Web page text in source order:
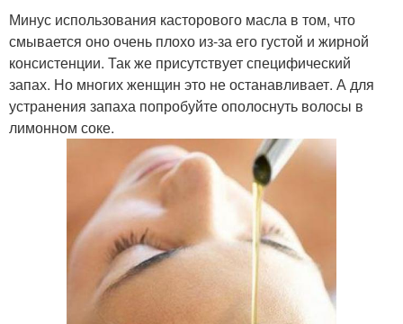
Минус использования касторового масла в том, что
смывается оно очень плохо из-за его густой и жирной
консистенции. Так же присутствует специфический
запах. Но многих женщин это не останавливает. А для
устранения запаха попробуйте ополоснуть волосы в
лимонном соке.